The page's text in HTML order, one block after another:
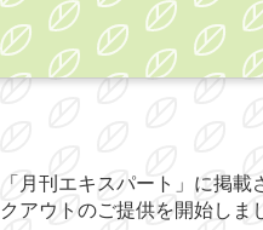
月刊エキスパート」に掲載
ウトのご提供を開始しま